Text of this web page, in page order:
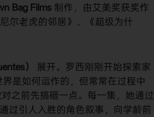
Bag Films ​ 制作，由艾美奖获奖作
尔老虎的邻居》、《超级为什
）
​ 展开。罗西刚刚开始探索家
是如何运作的，但常常在过程中
对之前先搞砸一点。每一集，她通过
过引人入胜的角色叙事，向学龄前